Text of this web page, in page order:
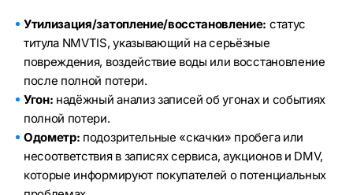
Утилизация/затопление/восстановление: статус
титула NMVTIS, указывающий на серьёзные
повреждения, воздействие воды или восстановление
после полной потери.
Угон: надёжный анализ записей об угонах и событиях
полной потери.
Одометр: подозрительные «скачки» пробега или
несоответствия в записях сервиса, аукционов и DMV,
которые информируют покупателей о потенциальных